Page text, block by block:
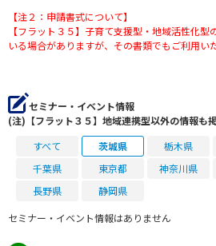
【注２：申請書式について】
【フラット３５】子育て支援型・地域活性化
いる場合がありますが、その書類でもご利用い
セミナー・イベント情報
(注)【フラット３５】地域連携型以外の情報も
すべて
茨城県 栃木県
千葉県
東京都 神奈川県
長野県
静岡県
セミナー・イベント情報はありません